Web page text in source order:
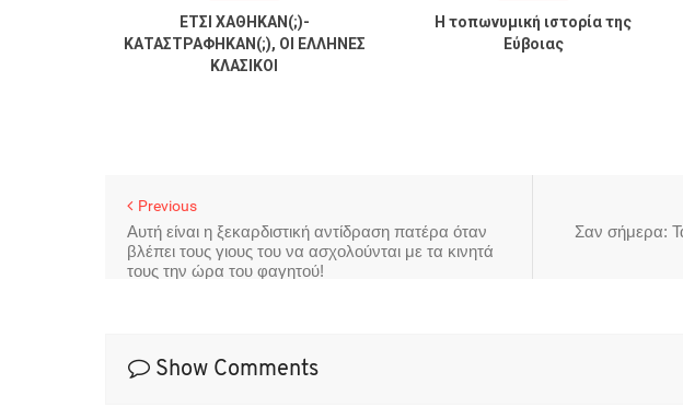
ΕΤΣΙ ΧΑΘΗΚΑΝ(;)-
ΚΑΤΑΣΤΡΑΦΗΚΑΝ(;), ΟΙ ΕΛΛΗΝΕΣ
ΚΛΑΣΙΚΟΙ
Η τοπωνυμική ιστορία της
Εύβοιας
Σαν σήμερα:
Previous
Αυτή είναι η ξεκαρδιστική αντίδραση πατέρα όταν
βλέπει τους γιους του να ασχολούνται με τα κινητά
τους την ώρα του φαγητού!
Show Comments